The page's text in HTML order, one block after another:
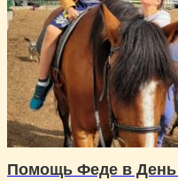
Помощь Феде в